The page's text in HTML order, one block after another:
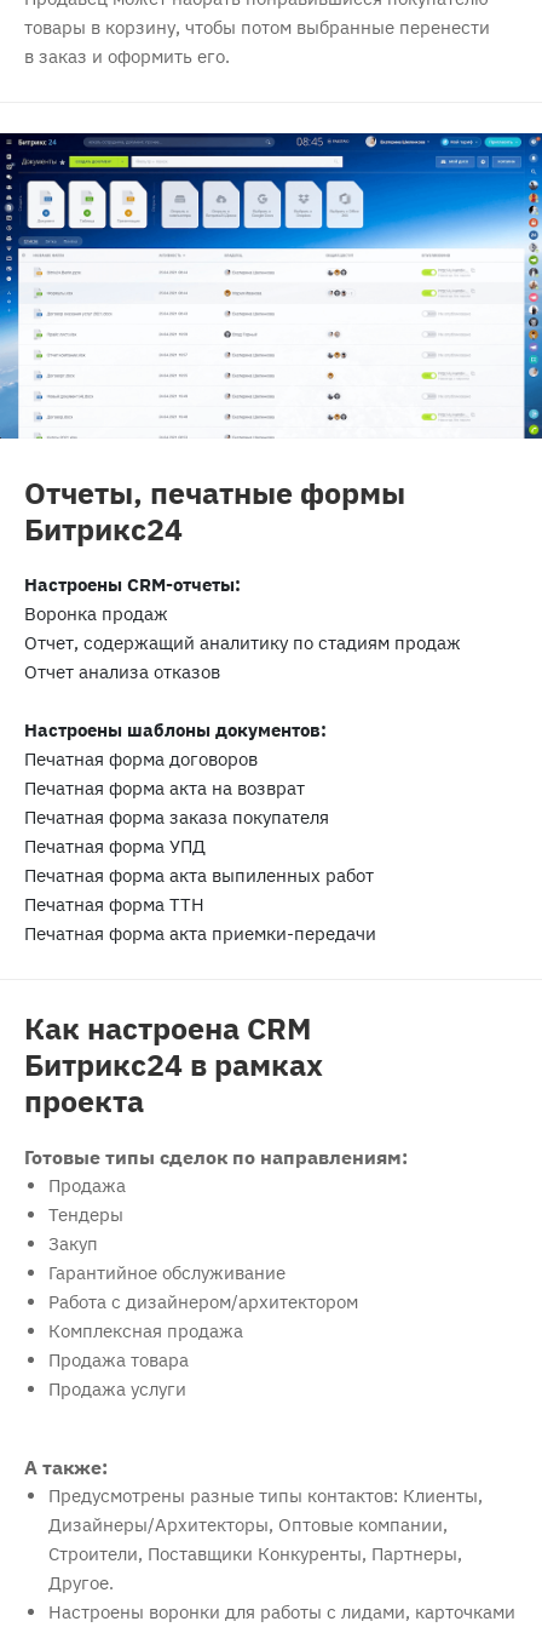
товары в корзину, чтобы потом выбранные перенести
в заказ и оформить его.
Отчеты, печатные формы
Битрикс24
Настроены CRM-отчеты:
Воронка продаж
Отчет, содержащий аналитику по стадиям продаж
Отчет анализа отказов
Настроены шаблоны документов:
Печатная форма договоров
Печатная форма акта на возврат
Печатная форма заказа покупателя
Печатная форма УПД
Печатная форма акта выпиленных работ
Печатная форма ТТН
Печатная форма акта приемки-передачи
Как настроена CRM
Битрикс24 в рамках
проекта
Готовые типы сделок по направлениям:
Продажа
Тендеры
Закуп
Гарантийное обслуживание
Работа с дизайнером/архитектором
Комплексная продажа
Продажа товара
Продажа услуги
А также:
Предусмотрены разные типы контактов: Клиенты,
Дизайнеры/Архитекторы, Оптовые компании,
Строители, Поставщики Конкуренты, Партнеры,
Другое.
Настроены воронки для работы с лидами, карточками